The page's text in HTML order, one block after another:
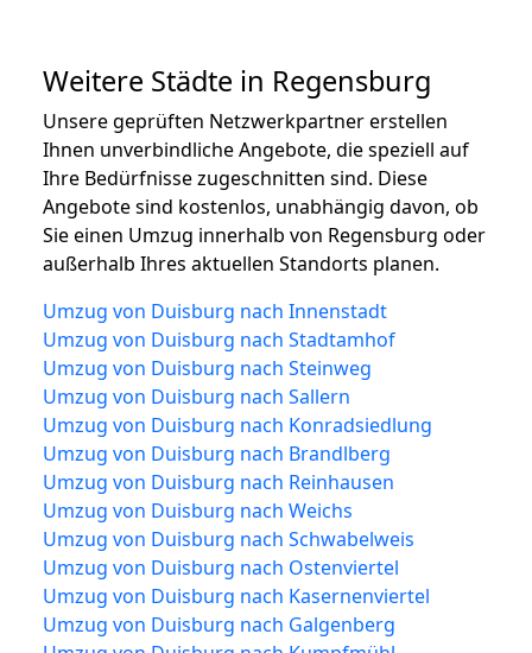
Weitere Städte in Regensburg
Unsere geprüften Netzwerkpartner erstellen
Ihnen unverbindliche Angebote, die speziell auf
Ihre Bedürfnisse zugeschnitten sind. Diese
Angebote sind kostenlos, unabhängig davon, ob
Sie einen Umzug innerhalb von Regensburg oder
außerhalb Ihres aktuellen Standorts planen.
Umzug von Duisburg nach Innenstadt
Umzug von Duisburg nach Stadtamhof
Umzug von Duisburg nach Steinweg
Umzug von Duisburg nach Sallern
Umzug von Duisburg nach Konradsiedlung
Umzug von Duisburg nach Brandlberg
Umzug von Duisburg nach Reinhausen
Umzug von Duisburg nach Weichs
Umzug von Duisburg nach Schwabelweis
Umzug von Duisburg nach Ostenviertel
Umzug von Duisburg nach Kasernenviertel
Umzug von Duisburg nach Galgenberg